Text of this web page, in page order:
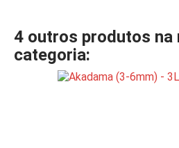
4 outros produtos na
categoria: